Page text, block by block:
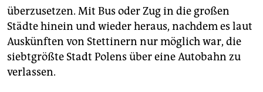
überzusetzen. Mit Bus oder Zug in die großen
Städte hinein und wieder heraus, nachdem es laut
Auskünften von Stettinern nur möglich war, die
siebtgrößte Stadt Polens über eine Autobahn zu
verlassen.